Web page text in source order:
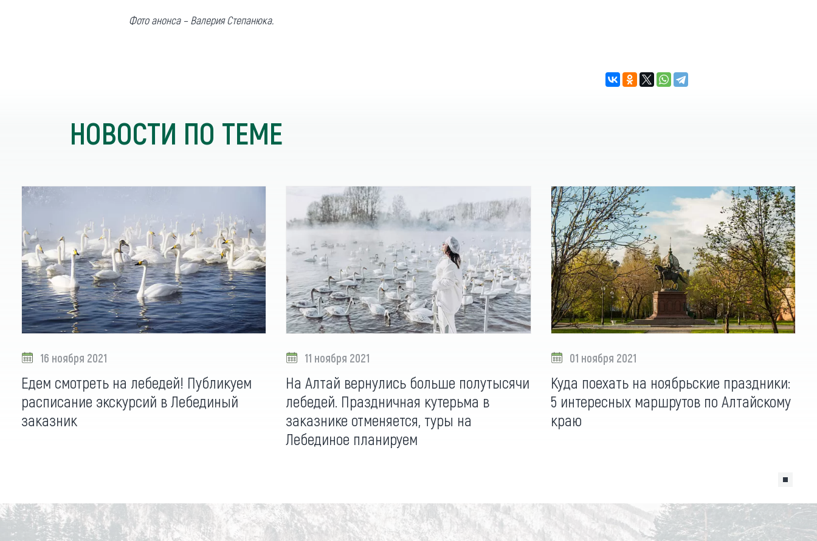
Фото анонса – Валерия Степанюка.
НОВОСТИ ПО ТЕМЕ
16 ноября 2021
Едем смотреть на лебедей! Публикуем
расписание экскурсий в Лебединый
заказник
11 ноября 2021
На Алтай вернулись больше полутысячи
лебедей. Праздничная кутерьма в
заказнике отменяется, туры на
Лебединое планируем
01 ноября 2021
Куда поехать на ноябрьские праздники:
5 интересных маршрутов по Алтайскому
краю